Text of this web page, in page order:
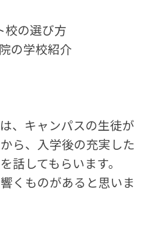
の選び方
の学校紹介
、キャンパスの生徒が
ら、入学後の充実した
話してもらいます。
くものがあると思いま